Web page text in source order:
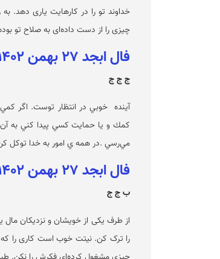
خداوند تو را در کارهایت یاری دهد.
چیزی را از دست داده‌ای به صلاح تو
فال ابجد ۲۷ بهمن ۱۴۰۲ برای متولدین آبان
ج ج ج
آينده خوبي در انتظار توست. اگر
كمك و يا حمايت كسي پيدا كني به
مي‌رسي .در همه ي امور به خدا توكل
فال ابجد ۲۷ بهمن ۱۴۰۲ برای متولدین آذر
ب ج ج
از طرف یکی از خویشان و نزدیکان
را ترک کن. نیتت خوب است کاری را که